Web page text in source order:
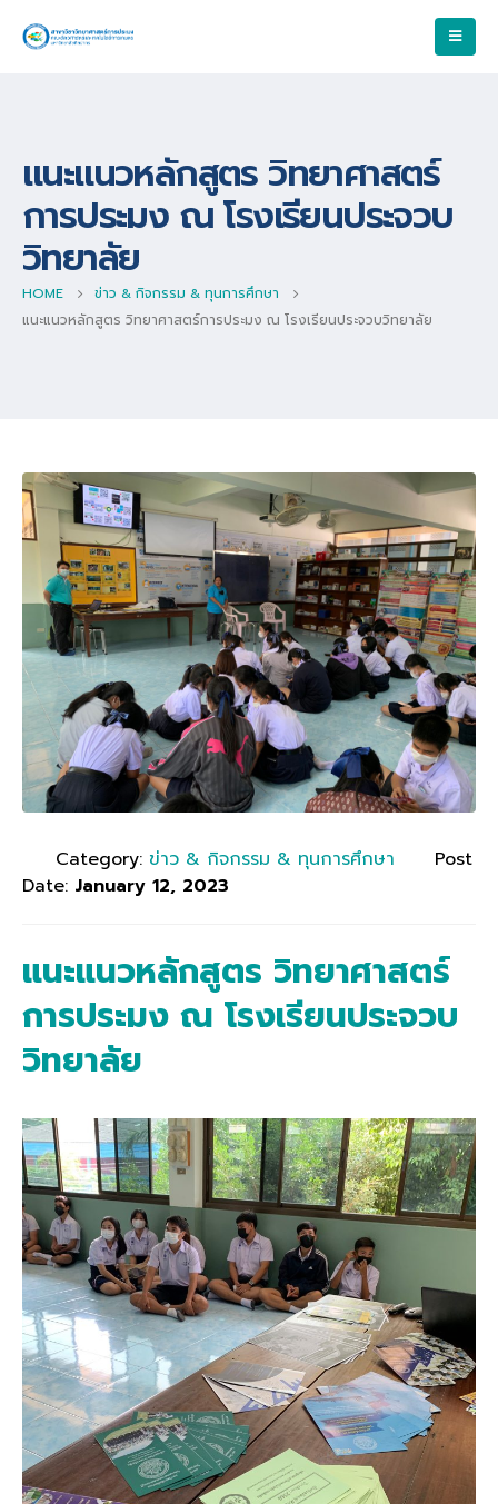
แนะแนวหลักสูตร วิทยาศาสตร์
การประมง ณ โรงเรียนประจวบ
วิทยาลัย
HOME
ข่าว & กิจกรรม & ทุนการศึกษา
แนะแนวหลักสูตร วิทยาศาสตร์การประมง ณ โรงเรียนประจวบวิทยาลัย
Category: ข่าว & กิจกรรม & ทุนการศึกษา
Post
Date: January 12, 2023
แนะแนวหลักสูตร วิทยาศาสตร์
การประมง ณ โรงเรียนประจวบ
วิทยาลัย